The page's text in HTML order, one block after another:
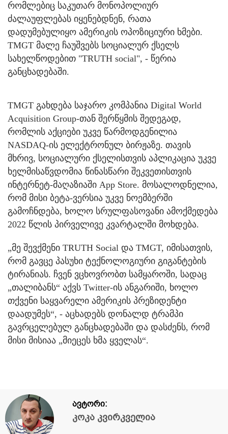
რომლებიც საკუთარ მონოპოლიურ
ძალაუფლებას იყენებდნენ, რათა
დადუმებულიყო ამერიკის ოპოზიციური ხმები.
TMGT მალე ჩაუშვებს სოციალურ ქსელს
სახელწოდებით "TRUTH social", - წერია
განცხადებაში.
TMGT გახდება საჯარო კომპანია Digital World
Acquisition Group-თან შერწყმის შედეგად,
რომლის აქციები უკვე წარმოდგენილია
NASDAQ-ის ელექტრონულ ბირჟაზე. თავის
მხრივ, სოციალური ქსელისთვის აპლიკაცია უკვე
ხელმისაწვდომია წინასწარი შეკვეთისთვის
ინტერნეტ-მაღაზიაში App Store. მოსალოდნელია,
რომ მისი ბეტა-ვერსია უკვე ნოემბერში
გამოჩნდება, ხოლო სრულფასოვანი ამოქმედება
2022 წლის პირველივე კვარტალში მოხდება.
„მე შევქმენი TRUTH Social და TMGT, იმისათვის,
რომ გავცე პასუხი ტექნოლოგიური გიგანტების
ტირანიას. ჩვენ ვცხოვრობთ სამყაროში, სადაც
„თალიბანს“ აქვს Twitter-ის ანგარიში, ხოლო
თქვენი საყვარელი ამერიკის პრეზიდენტი
დაადუმეს“, - აცხადებს დონალდ ტრამპი
გავრცელებულ განცხადებაში და დასძენს, რომ
მისი მისიაა „მიეცეს ხმა ყველას“.
ავტორი:
კოკა კვირკველია